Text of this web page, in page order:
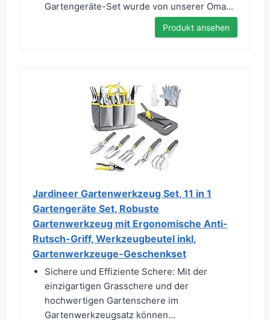
Gartengeräte-Set wurde von unserer Oma...
Produkt ansehen
Jardineer Gartenwerkzeug Set, 11 in 1
Gartengeräte Set, Robuste
Gartenwerkzeug mit Ergonomische Anti-
Rutsch-Griff, Werkzeugbeutel inkl,
Gartenwerkzeuge-Geschenkset
Sichere und Effiziente Schere: Mit der
einzigartigen Grasschere und der
hochwertigen Gartenschere im
Gartenwerkzeugsatz können...